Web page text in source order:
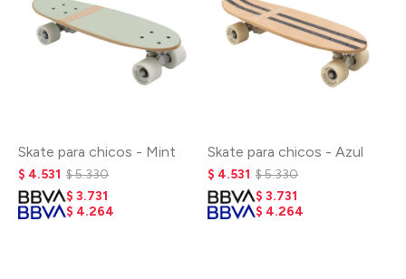
Skate para chicos - Mint
$ 4.531 $5.330
$ 3.731
$ 4.264
Skate para chicos - Azul
$ 4.531 $5.330
$ 3.731
$ 4.264